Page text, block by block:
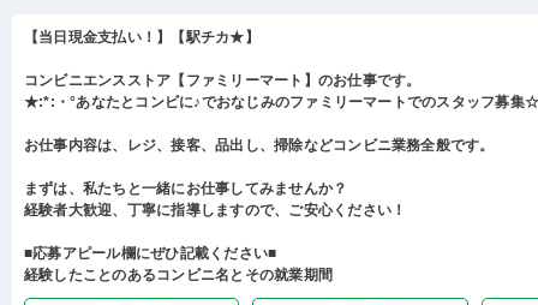
【当日現金支払い！】【駅チカ★】
コンビニエンスストア【ファミリーマート】のお仕事です。
★:*:・°あなたとコンビに♪でおなじみのファミリーマートでのスタッフ募集
お仕事内容は、レジ、接客、品出し、掃除などコンビニ業務全般です。
まずは、私たちと一緒にお仕事してみませんか？
経験者大歓迎、丁寧に指導しますので、ご安心ください！
■応募アピール欄にぜひ記載ください■
経験したことのあるコンビニ名とその就業期間